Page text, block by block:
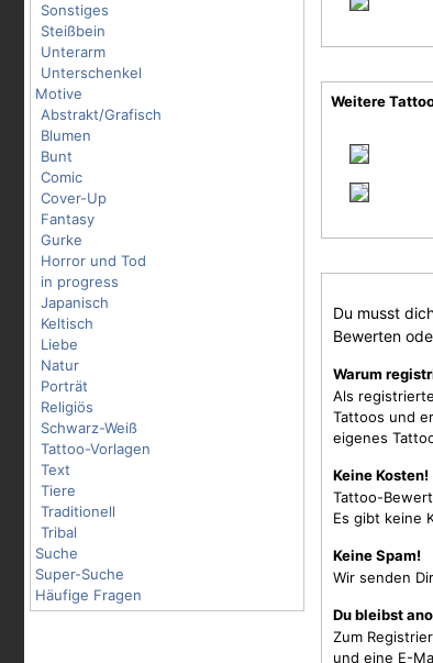
Sonstiges
Steißbein
Unterarm
Unterschenkel
Motive
Abstrakt/Grafisch
Blumen
Bunt
Comic
Cover-Up
Fantasy
Gurke
Horror und Tod
in progress
Japanisch
Keltisch
Liebe
Natur
Porträt
Religiös
Schwarz-Weiß
Tattoo-Vorlagen
Text
Tiere
Traditionell
Tribal
Suche
Super-Suche
Häufige Fragen
Weitere
Du musst
Bewerten
Warum
Als
Tattoos und
eigenes
Keine Kosten!
Tattoo-
Es gibt keine
Keine Spam!
Wir senden
Du bleibst
Zum
und eine E-